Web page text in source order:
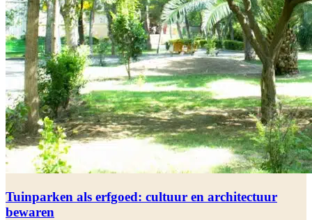
Tuinparken als erfgoed: cultuur en architectuur
bewaren